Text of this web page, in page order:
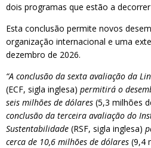
dois programas que estão a
Esta conclusão permite novos
organização internacional e uma
dezembro de 2026.
“A conclusão da sexta avaliação da
(ECF, sigla inglesa) permitirá o
seis milhões de dólares (5,3 milhões
conclusão da terceira avaliação do
Sustentabilidade (RSF, sigla inglesa)
cerca de 10,6 milhões de dólares (9,4